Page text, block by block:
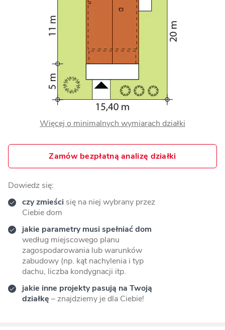
Więcej o minimalnych wymiarach działki
Zamów bezpłatną analizę działki
Dowiedz się:
czy zmieści się na niej wybrany przez
Ciebie dom
jakie parametry musi spełniać dom
według miejscowego planu
zagospodarowania lub warunków
zabudowy (np. kąt nachylenia i typ
dachu, liczba kondygnacji itp.
jakie inne projekty pasują na Twoją
działkę – znajdziemy je dla Ciebie!